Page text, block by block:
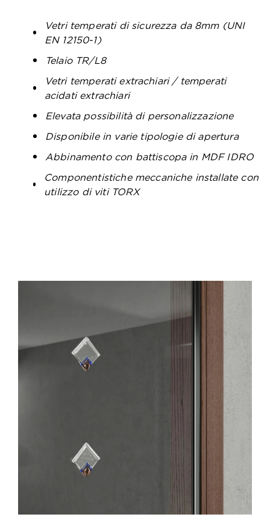
Vetri temperati di sicurezza da 8mm (UNI
EN 12150-1)
Telaio TR/L8
Vetri temperati extrachiari / temperati
acidati extrachiari
Elevata possibilità di personalizzazione
Disponibile in varie tipologie di apertura
Abbinamento con battiscopa in MDF IDRO
Componentistiche meccaniche installate con
utilizzo di viti TORX